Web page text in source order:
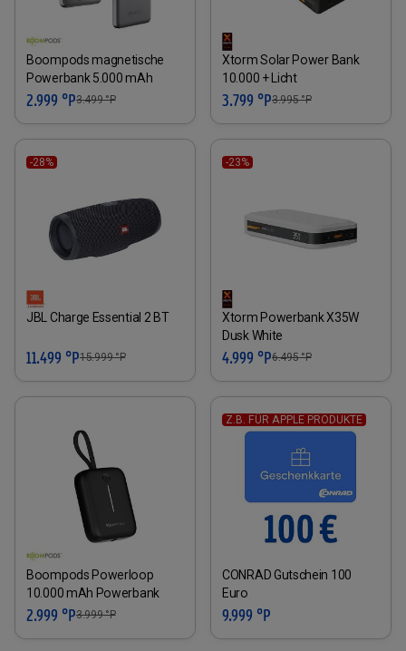
Boompods magnetische
Powerbank 5.000 mAh
2.999 °P3.499°P
Xtorm Solar Power Bank
10.000 + Licht
3.799 °P3.995°P
-28%
JBL Charge Essential 2 BT
11.499 °P15.999°P
-23%
Xtorm Powerbank X35W
Dusk White
4.999 °P6.495°P
Boompods Powerloop
10.000 mAh Powerbank
2.999 °P3.999°P
Z.B. FÜR APPLE PRODUKTE
CONRAD Gutschein 100
Euro
9.999 °P